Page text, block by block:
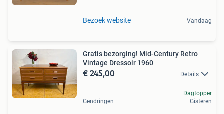
Bezoek website Vandaag
Gratis bezorging! Mid-Century Retro
Vintage Dressoir 1960
€ 245,00 Details
Gendringen
Dagtopper
Gisteren